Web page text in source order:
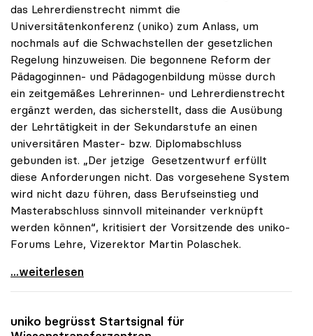
das Lehrerdienstrecht nimmt die
Universitätenkonferenz (uniko) zum Anlass, um
nochmals auf die Schwachstellen der gesetzlichen
Regelung hinzuweisen. Die begonnene Reform der
Pädagoginnen- und Pädagogenbildung müsse durch
ein zeitgemäßes Lehrerinnen- und Lehrerdienstrecht
ergänzt werden, das sicherstellt, dass die Ausübung
der Lehrtätigkeit in der Sekundarstufe an einen
universitären Master- bzw. Diplomabschluss
gebunden ist. „Der jetzige Gesetzentwurf erfüllt
diese Anforderungen nicht. Das vorgesehene System
wird nicht dazu führen, dass Berufseinstieg und
Masterabschluss sinnvoll miteinander verknüpft
werden können“, kritisiert der Vorsitzende des uniko-
Forums Lehre, Vizerektor Martin Polaschek.
uniko warnt vor Schwachstellen im
...weiterlesen
uniko begrüsst Startsignal für